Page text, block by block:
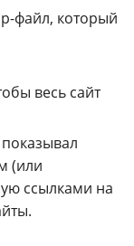
файл, который
весь сайт
(или
ссылками на